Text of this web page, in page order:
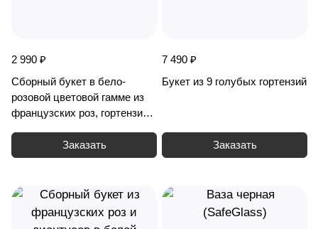
2 990 ₽
Сборный букет в бело-
розовой цветовой гамме из
французских роз, гортензии и
Заказать
7 490 ₽
Букет из 9 голубых гортензий
Заказать